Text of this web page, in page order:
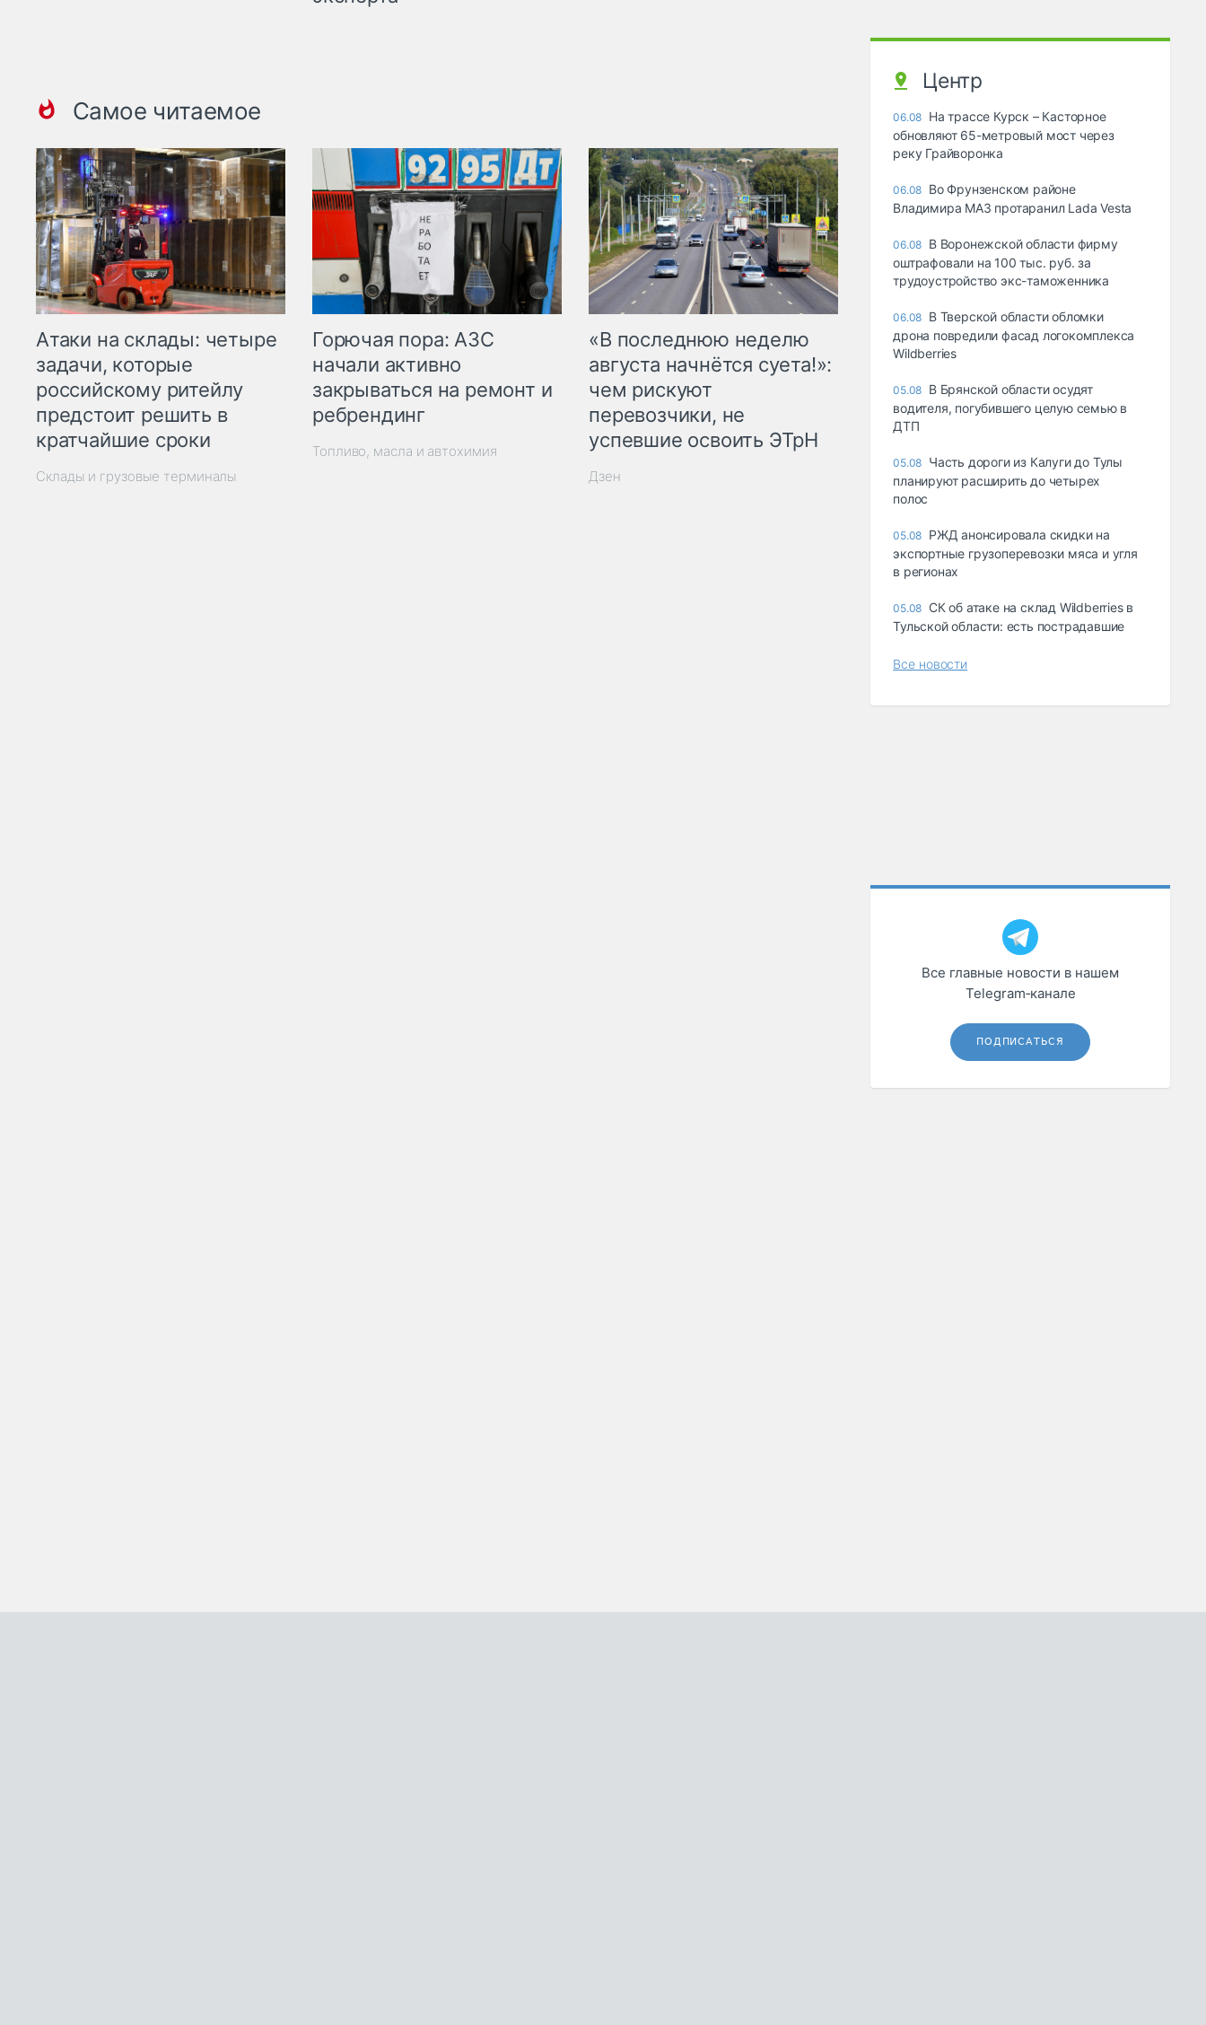
Самое читаемое
Атаки на склады: четыре
задачи, которые
российскому ритейлу
предстоит решить в
кратчайшие сроки
Склады и грузовые терминалы
Горючая пора: АЗС
начали активно
закрываться на ремонт и
ребрендинг
Топливо, масла и автохимия
«В последнюю неделю
августа начнётся суета!»:
чем рискуют
перевозчики, не
успевшие освоить ЭТрН
Дзен
Центр
06.08 На трассе Курск – Касторное
обновляют 65-метровый мост через
реку Грайворонка
06.08 Во Фрунзенском районе
Владимира МАЗ протаранил Lada Vesta
06.08 В Воронежской области фирму
оштрафовали на 100 тыс. руб. за
трудоустройство экс-таможенника
06.08 В Тверской области обломки
дрона повредили фасад логокомплекса
Wildberries
05.08 В Брянской области осудят
водителя, погубившего целую семью в
ДТП
05.08 Часть дороги из Калуги до Тулы
планируют расширить до четырех
полос
05.08 РЖД анонсировала скидки на
экспортные грузоперевозки мяса и угля
в регионах
05.08 СК об атаке на склад Wildberries в
Тульской области: есть пострадавшие
Все новости
Все главные новости в нашем
Telegram‑канале
ПОДПИСАТЬСЯ